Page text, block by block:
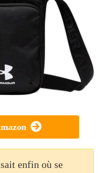
enfin où se